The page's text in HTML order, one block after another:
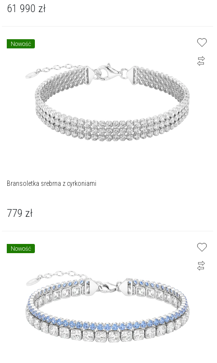
61 990 zł
Nowość
Bransoletka srebrna z cyrkoniami
779 zł
Nowość